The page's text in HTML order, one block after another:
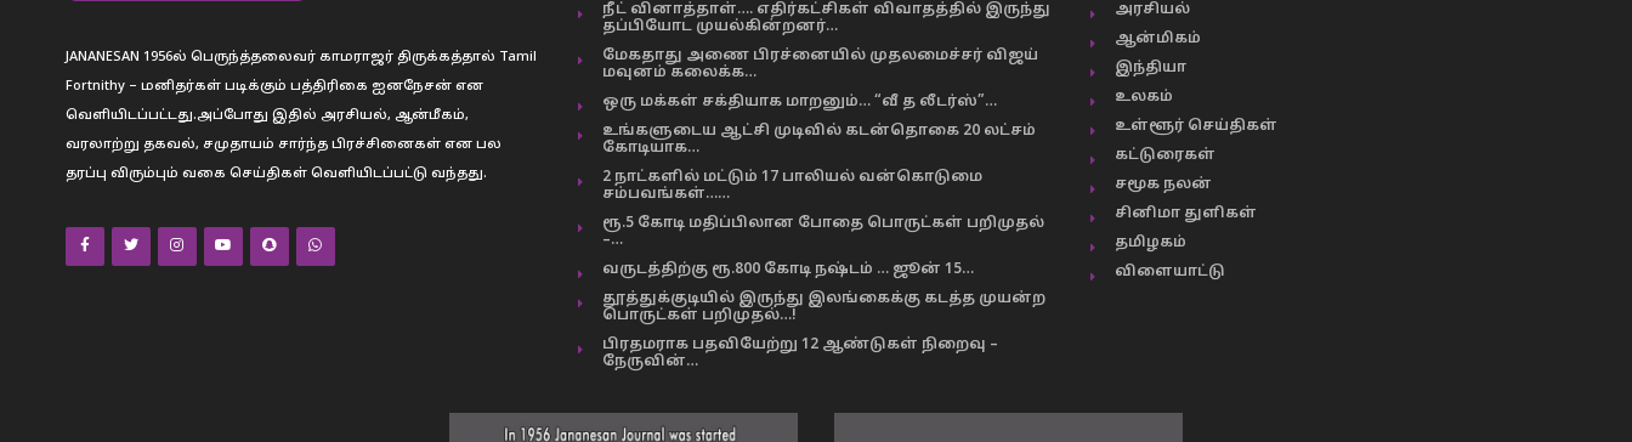
JANANESAN 1956ல் பெருந்த்தலைவர் காமராஜர் திருக்கத்தால் Tamil
Fortnithy – மனிதர்கள் படிக்கும் பத்திரிகை ஐனநேசன் என
வெளியிடப்பட்டது.அப்போது இதில் அரசியல், ஆன்மீகம்,
வரலாற்று தகவல், சமுதாயம் சார்ந்த பிரச்சினைகள் என பல
தரப்பு விரும்பும் வகை செய்திகள் வெளியிடப்பட்டு வந்தது.
நீட் வினாத்தாள்…. எதிர்கட்சிகள் விவாதத்தில் இருந்து
தப்பியோட முயல்கின்றனர்…
மேகதாது அணை பிரச்னையில் முதலமைச்சர் விஜய்
மவுனம் கலைக்க…
ஒரு மக்கள் சக்தியாக மாறனும்… “வீ த லீடர்ஸ்”…
உங்களுடைய ஆட்சி முடிவில் கடன்தொகை 20 லட்சம்
கோடியாக…
2 நாட்களில் மட்டும் 17 பாலியல் வன்கொடுமை
சம்பவங்கள்……
ரூ.5 கோடி மதிப்பிலான போதை பொருட்கள் பறிமுதல்
–…
வருடத்திற்கு ரூ.800 கோடி நஷ்டம் … ஜூன் 15…
தூத்துக்குடியில் இருந்து இலங்கைக்கு கடத்த முயன்ற
பொருட்கள் பறிமுதல்…!
பிரதமராக பதவியேற்று 12 ஆண்டுகள் நிறைவு –
நேருவின்…
அரசியல்
ஆன்மிகம்
இந்தியா
உலகம்
உள்ளூர் செய்திகள்
கட்டுரைகள்
சமூக நலன்
சினிமா துளிகள்
தமிழகம்
விளையாட்டு